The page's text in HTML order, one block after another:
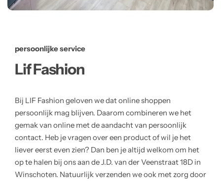
persoonlijke service
Lif Fashion
Bij LIF Fashion geloven we dat online shoppen
persoonlijk mag blijven. Daarom combineren we het
gemak van online met de aandacht van persoonlijk
contact. Heb je vragen over een product of wil je het
liever eerst even zien? Dan ben je altijd welkom om het
op te halen bij ons aan de J.D. van der Veenstraat 18D in
Winschoten. Natuurlijk verzenden we ook met zorg door